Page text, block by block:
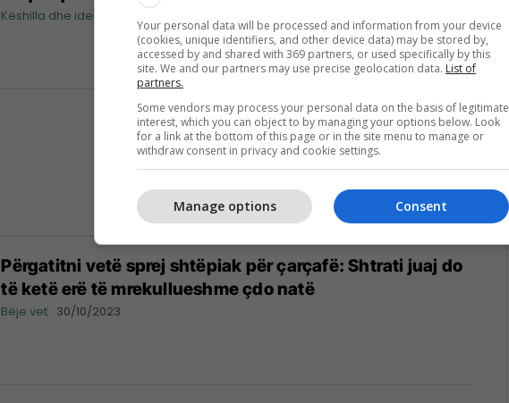
Këshilla dhe ide
Përgatitni vetë sprej shtëpiak për çarçafë: Shtrati juaj do
të ketë erë të mrekullueshme çdo natë
Bëje vet 30/10/2023
Your personal data will be processed and information from your device
(cookies, unique identifiers, and other device data) may be stored by,
accessed by and shared with 369 partners, or used specifically by this
site. We and our partners may use precise geolocation data. List of
partners.
Some vendors may process your personal data on the basis of legitimate
interest, which you can object to by managing your options below. Look
for a link at the bottom of this page or in the site menu to manage or
withdraw consent in privacy and cookie settings.
Consent
Manage options